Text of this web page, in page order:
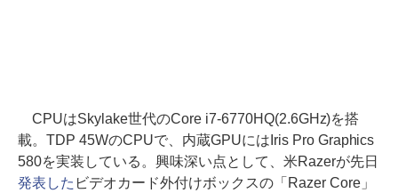
CPUはSkylake世代のCore i7-6770HQ(2.6GHz)を搭
載。TDP 45WのCPUで、内蔵GPUにはIris Pro Graphics
580を実装している。興味深い点として、米Razerが先日
発表した ビデオカード外付けボックスの「Razer Core」